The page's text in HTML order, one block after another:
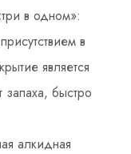
в одном»:
в
является
быстро
алкидная